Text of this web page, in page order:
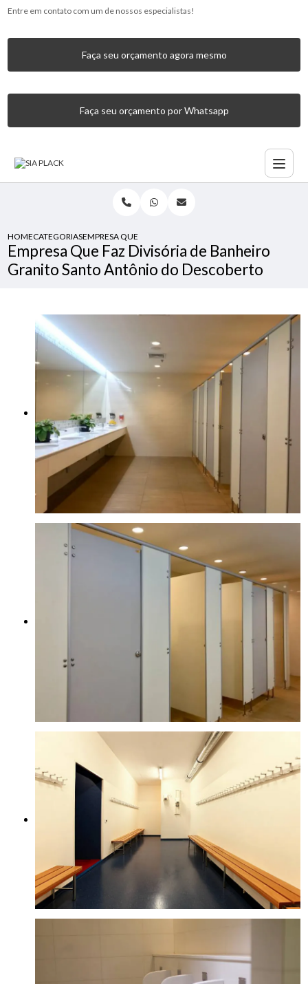
Entre em contato com um de nossos especialistas!
Faça seu orçamento agora mesmo
Faça seu orçamento por Whatsapp
HOMECATEGORIASEMPRESA QUE FAZ DIVISÓRIA DE BANHEIRO GRANITO
Empresa Que Faz Divisória de Banheiro
Granito Santo Antônio do Descoberto